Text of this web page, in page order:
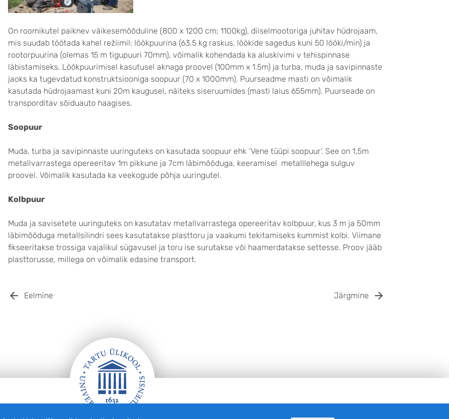
On roomikutel paiknev väikesemõõduline (800 x 1200 cm; 1100kg), diiselmootoriga juhitav hüdrojaam,
mis suudab töötada kahel režiimil: löökpuurina (63.5 kg raskus, löökide sagedus kuni 50 lööki/min) ja
rootorpuurina (olemas 15 m tigupuuri 70mm), võimalik kohendada ka aluskivimi v tehispinnase
läbistamiseks. Löökpuurimisel kasutusel aknaga proovel (100mm x 1.5m) ja turba, muda ja savipinnaste
jaoks ka tugevdatud konstruktsiooniga soopuur (70 x 1000mm). Puurseadme masti on võimalik
kasutada hüdrojaamast kuni 20m kaugusel, näiteks siseruumides (masti laius 655mm). Puurseade on
transporditav sõiduauto haagises.
Soopuur
Muda, turba ja savipinnaste uuringuteks on kasutada soopuur ehk ‘Vene tüüpi soopuur’. See on 1,5m
metallvarrastega opereeritav 1m pikkune ja 7cm läbimõõduga, keeramisel metalllehega sulguv
proovel. Võimalik kasutada ka veekogude põhja uuringutel.
Kolbpuur
Muda ja savisetete uuringuteks on kasutatav metallvarrastega opereeritav kolbpuur, kus 3 m ja 50mm
läbimõõduga metallsilindri sees kasutatakse plasttoru ja vaakumi tekitamiseks kummist kolbi. Viimane
fikseeritakse trossiga vajalikul sügavusel ja toru ise surutakse või haamerdatakse settesse. Proov jääb
plasttorusse, millega on võimalik edasine transport.
Eelmine Järgmine